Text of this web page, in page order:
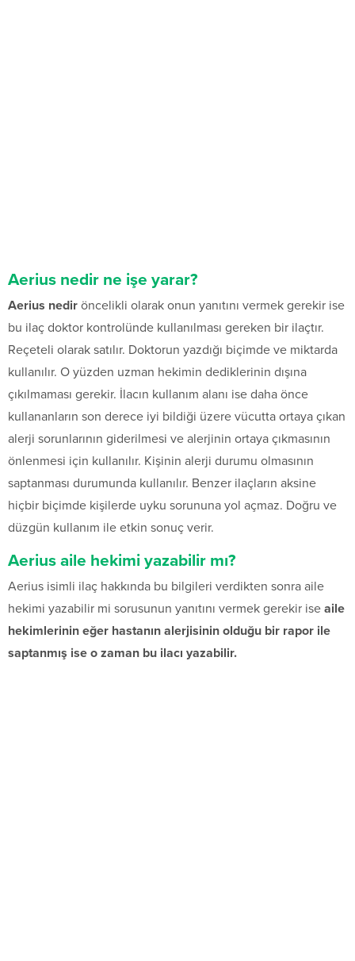
Aerius nedir ne işe yarar?
Aerius nedir öncelikli olarak onun yanıtını vermek gerekir ise
bu ilaç doktor kontrolünde kullanılması gereken bir ilaçtır.
Reçeteli olarak satılır. Doktorun yazdığı biçimde ve miktarda
kullanılır. O yüzden uzman hekimin dediklerinin dışına
çıkılmaması gerekir. İlacın kullanım alanı ise daha önce
kullananların son derece iyi bildiği üzere vücutta ortaya çıkan
alerji sorunlarının giderilmesi ve alerjinin ortaya çıkmasının
önlenmesi için kullanılır. Kişinin alerji durumu olmasının
saptanması durumunda kullanılır. Benzer ilaçların aksine
hiçbir biçimde kişilerde uyku sorununa yol açmaz. Doğru ve
düzgün kullanım ile etkin sonuç verir.
Aerius aile hekimi yazabilir mı?
Aerius isimli ilaç hakkında bu bilgileri verdikten sonra aile
hekimi yazabilir mi sorusunun yanıtını vermek gerekir ise aile
hekimlerinin eğer hastanın alerjisinin olduğu bir rapor ile
saptanmış ise o zaman bu ilacı yazabilir.